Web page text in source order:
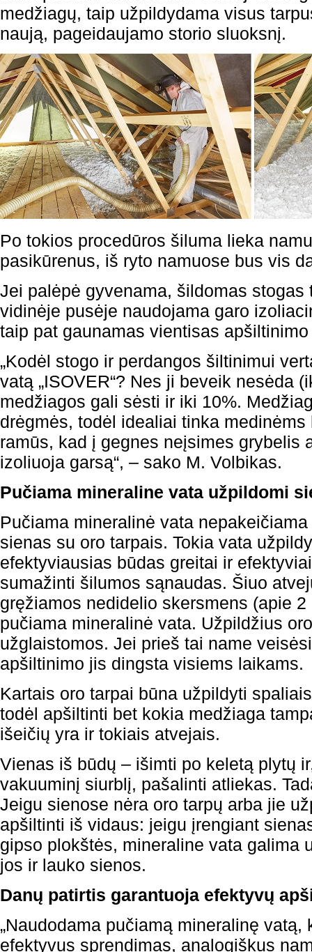
medžiagų, taip užpildydama visus
naują, pageidaujamo storio sluoksnį.
Po tokios procedūros šiluma lieka
pasikūrenus, iš ryto namuose bus vis
Jei palėpė gyvenama, šildomas stogas
vidinėje pusėje naudojama garo
taip pat gaunamas vientisas
„Kodėl stogo ir perdangos šiltinimui
vatą „ISOVER“? Nes ji beveik nesėda
medžiagos gali sėsti ir iki 10%.
drėgmės, todėl idealiai tinka
ramūs, kad į gegnes neįsimes grybelis
izoliuoja garsą“, – sako M. Volbikas.
Pučiama mineraline vata užpildomi
Pučiama mineralinė vata
sienas su oro tarpais. Tokia vata
efektyviausias būdas greitai ir
sumažinti šilumos sąnaudas. Šiuo
gręžiamos nedidelio skersmens (apie
pučiama mineralinė vata. Užpildžius
užglaistomos. Jei prieš tai name
apšiltinimo jis dingsta visiems laikams.
Kartais oro tarpai būna užpildyti
todėl apšiltinti bet kokia medžiaga
išeičių yra ir tokiais atvejais.
Vienas iš būdų – išimti po keletą plytų
vakuuminį siurblį, pašalinti atliekas.
Jeigu sienose nėra oro tarpų arba jie
apšiltinti iš vidaus: jeigu įrengiant
gipso plokštės, mineraline vata galima
jos ir lauko sienos.
Danų patirtis garantuoja efektyvų
„Naudodama pučiamą mineralinę vatą,
efektyvus sprendimas, analogiškus